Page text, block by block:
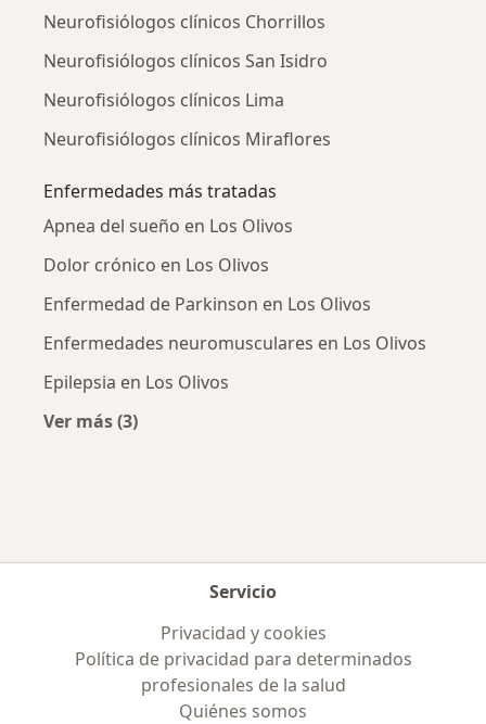
Neurofisiólogos clínicos Chorrillos
Neurofisiólogos clínicos San Isidro
Neurofisiólogos clínicos Lima
Neurofisiólogos clínicos Miraflores
Enfermedades más tratadas
Apnea del sueño en Los Olivos
Dolor crónico en Los Olivos
Enfermedad de Parkinson en Los Olivos
Enfermedades neuromusculares en Los Olivos
Epilepsia en Los Olivos
Ver más (3)
Servicio
Privacidad y cookies
Política de privacidad para determinados
profesionales de la salud
Quiénes somos